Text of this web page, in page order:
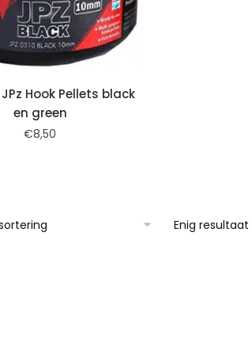
Hook Pellets black
en green
€8,50
Enig resultaat